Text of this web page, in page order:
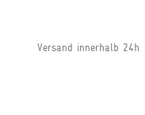
Versand innerhalb 24h